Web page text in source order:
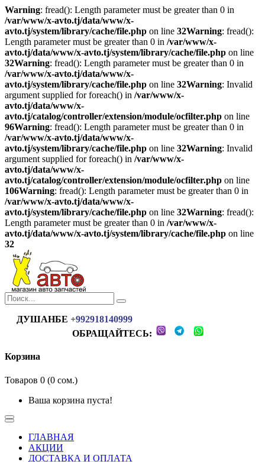
Warning: fread(): Length parameter must be greater than 0 in
/var/www/x-avto.tj/data/www/x-
avto.tj/system/library/cache/file.php on line 32Warning: fread():
Length parameter must be greater than 0 in /var/www/x-
avto.tj/data/www/x-avto.tj/system/library/cache/file.php on line
32Warning: fread(): Length parameter must be greater than 0 in
/var/www/x-avto.tj/data/www/x-
avto.tj/system/library/cache/file.php on line 32Warning: Invalid
argument supplied for foreach() in /var/www/x-
avto.tj/data/www/x-
avto.tj/catalog/controller/extension/module/ocfilter.php on line
96Warning: fread(): Length parameter must be greater than 0 in
/var/www/x-avto.tj/data/www/x-
avto.tj/system/library/cache/file.php on line 32Warning: Invalid
argument supplied for foreach() in /var/www/x-
avto.tj/data/www/x-
avto.tj/catalog/controller/extension/module/ocfilter.php on line
106Warning: fread(): Length parameter must be greater than 0 in
/var/www/x-avto.tj/data/www/x-
avto.tj/system/library/cache/file.php on line 32Warning: fread():
Length parameter must be greater than 0 in /var/www/x-
avto.tj/data/www/x-avto.tj/system/library/cache/file.php on line
32
ДУШАНБЕ +992918140999
ОБРАЩАЙТЕСЬ:
Корзина
Товаров 0 (0 сом.)
Ваша корзина пуста!
ГЛАВНАЯ
АКЦИИ
ДОСТАВКА И ОПЛАТА